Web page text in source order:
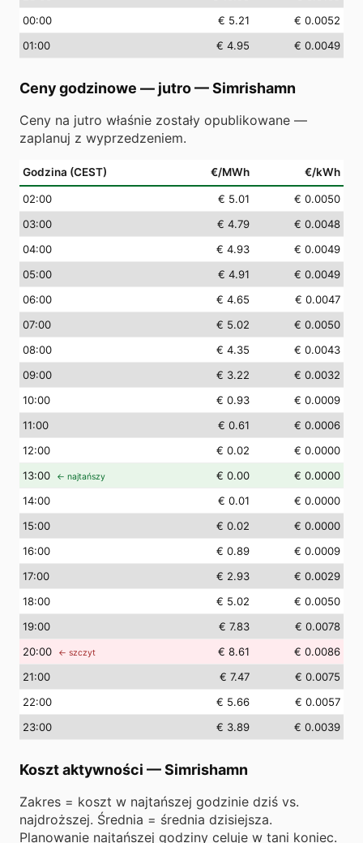
00:00 € 5.21
€ 0.0052
01:00 € 4.95 € 0.0049
Ceny godzinowe — jutro—Simrishamn
Ceny na jutro właśnie zostały opublikowane —
zaplanuj z wyprzedzeniem.
Godzina (CEST) €/MWh €/kWh
02:00 € 5.01
€ 0.0050
03:00 € 4.79
€ 0.0048
04:00 € 4.93
€ 0.0049
05:00 € 4.91
€ 0.0049
06:00 € 4.65
€ 0.0047
07:00 € 5.02
€ 0.0050
08:00 € 4.35
€ 0.0043
09:00 € 3.22
€ 0.0032
10:00 € 0.93
€ 0.0009
11:00 € 0.61
€ 0.0006
12:00 € 0.02
€ 0.0000
13:00 ← najtańszy € 0.00
€ 0.0000
14:00 € 0.01
€ 0.0000
15:00 € 0.02
€ 0.0000
16:00 € 0.89
€ 0.0009
17:00 € 2.93
€ 0.0029
18:00 € 5.02
€ 0.0050
19:00 € 7.83
€ 0.0078
20:00 ← szczyt € 8.61
€ 0.0086
21:00 € 7.47
€ 0.0075
22:00 € 5.66
€ 0.0057
23:00 € 3.89 € 0.0039
Koszt aktywności —Simrishamn
Zakres = koszt w najtańszej godzinie dziś vs.
najdroższej. Średnia = średnia dzisiejsza.
Planowanie najtańszej godziny celuje w tani koniec.